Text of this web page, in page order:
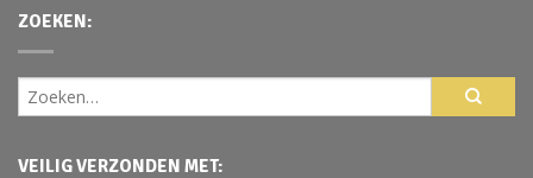
ZOEKEN:
VEILIG VERZONDEN MET: